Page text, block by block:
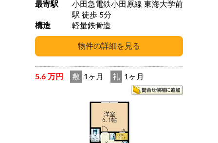
最寄駅
小田急電鉄小田原線 東海大学前
駅 徒歩 5分
構造
軽量鉄骨造
5.6 万円 敷 1ヶ月 礼 1ヶ月